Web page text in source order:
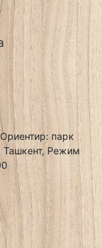
парк
Ташкент, Режим